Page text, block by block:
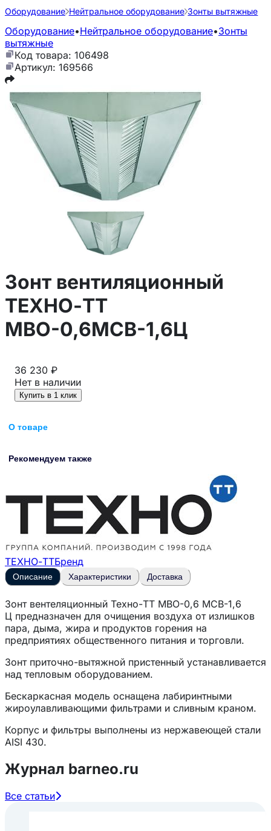
Оборудование Нейтральное оборудование Зонты вытяжные
Оборудование•Нейтральное оборудование•Зонты
вытяжные
Код товара: 106498
Артикул: 169566
Зонт вентиляционный
ТЕХНО-ТТ
МВО-0,6МСВ-1,6Ц
36 230 ₽
Нет в наличии
Купить в 1 клик
О товаре
Рекомендуем также
ТЕХНО-ТТБренд
Описание Характеристики Доставка
Зонт вентеляционный Техно-ТТ МВО-0,6 МСВ-1,6
Ц предназначен для очищения воздуха от излишков
пара, дыма, жира и продуктов горения на
предприятиях общественного питания и торговли.
Зонт приточно-вытяжной пристенный устанавливается
над тепловым оборудованием.
Бескаркасная модель оснащена лабиринтными
жироулавливающими фильтрами и сливным краном.
Корпус и фильтры выполнены из нержавеющей стали
AISI 430.
Габариты: длина - 600 мм, ширина - 1600 мм, высота
- 400 мм.
Журнал barneo.ru
Все статьи